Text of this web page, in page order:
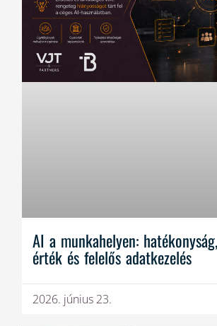
AI a munkahelyen:
érték és felelős adatkezelés
2026. június 23.